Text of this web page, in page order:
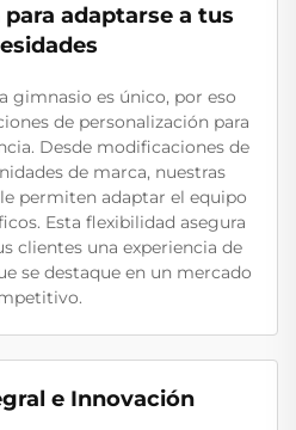
adaptarse a tus
gimnasio es único, por eso
de personalización para
Desde modificaciones de
de marca, nuestras
permiten adaptar el equipo
Esta flexibilidad asegura
clientes una experiencia de
se destaque en un mercado
e Innovación